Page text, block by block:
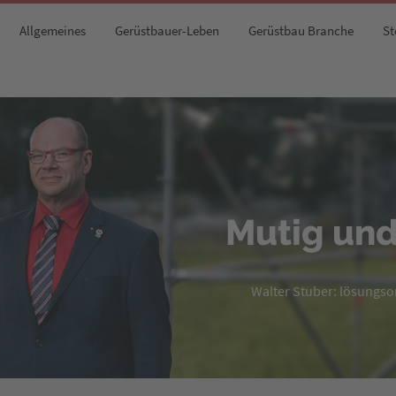
Allgemeines Gerüstbauer-Leben Gerüstbau Branche
Mutig
Walter Stuber: